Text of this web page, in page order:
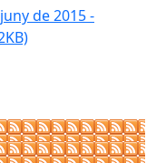
de 2015 -